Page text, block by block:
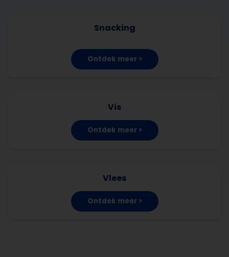
Snacking
Ontdek meer >
Vis
Ontdek meer >
Vlees
Ontdek meer >